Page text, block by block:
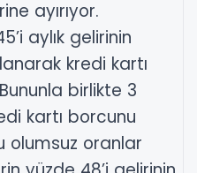
ayırıyor.
aylık gelirinin
kredi kartı
birlikte 3
kartı borcunu
olumsuz oranlar